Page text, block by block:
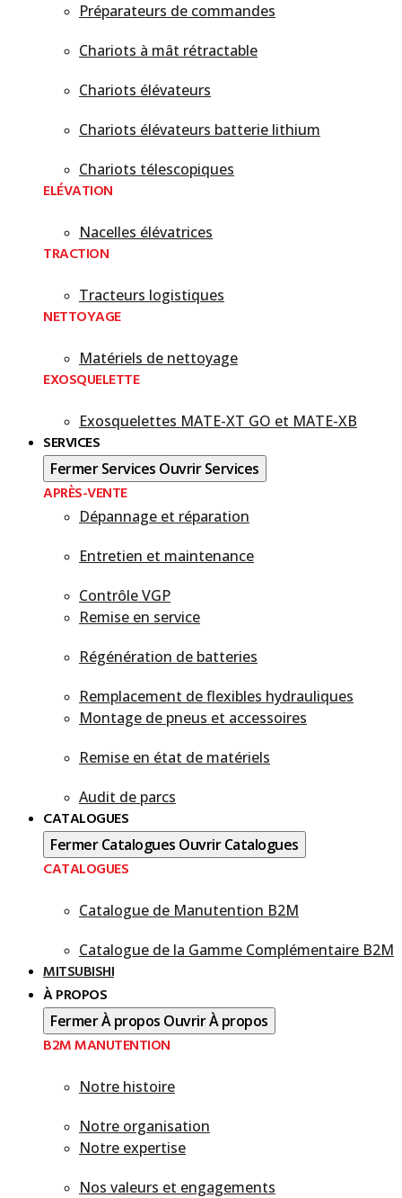
Préparateurs de commandes
Chariots à mât rétractable
Chariots élévateurs
Chariots élévateurs batterie lithium
Chariots télescopiques
ELÉVATION
Nacelles élévatrices
TRACTION
Tracteurs logistiques
NETTOYAGE
Matériels de nettoyage
EXOSQUELETTE
Exosquelettes MATE-XT GO et MATE-XB​
SERVICES
Fermer Services Ouvrir Services
APRÈS-VENTE
Dépannage et réparation
Entretien et maintenance
Contrôle VGP
Remise en service
Régénération de batteries
Remplacement de flexibles hydrauliques
Montage de pneus et accessoires
Remise en état de matériels
Audit de parcs
CATALOGUES
Fermer Catalogues Ouvrir Catalogues
CATALOGUES
Catalogue de Manutention B2M
Catalogue de la Gamme Complémentaire B2M
MITSUBISHI
À PROPOS
Fermer À propos Ouvrir À propos
B2M MANUTENTION
Notre histoire
Notre organisation
Notre expertise
Nos valeurs et engagements